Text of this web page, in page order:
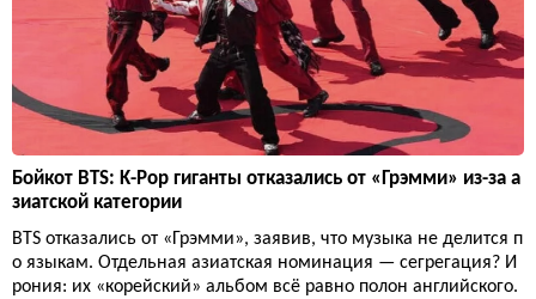
Бойкот BTS: K-Pop гиганты отказались от «Грэмми» из-за а
зиатской категории
BTS отказались от «Грэмми», заявив, что музыка не делится п
о языкам. Отдельная азиатская номинация — сегрегация? И
рония: их «корейский» альбом всё равно полон английского.